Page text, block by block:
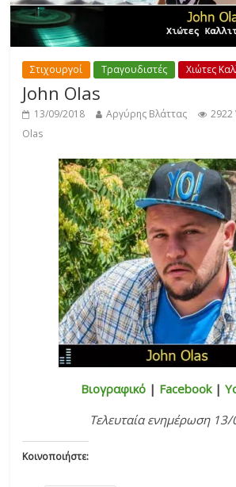
Στιχουργοί Τραγουδιστές Χιώτες
John Olas
13/09/2018 Αργύρης Βλάττας 2922
Olas
Βιογραφικό| Facebook|
Τελευταία ενημέρωση
Κοινοποιήστε: